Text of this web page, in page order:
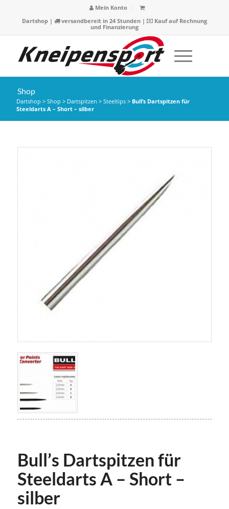
Mein Konto
Dartshop| versandbereit in 24 Stunden |
Kauf auf Rechnung
und Finanzierung
Shop
Dartshop > Shop > Dartspitzen > Steeltips> Bull’s Dartspitzen für
Steeldarts A – Short – silber
Bull’s Dartspitzen für
Steeldarts A – Short –
silber